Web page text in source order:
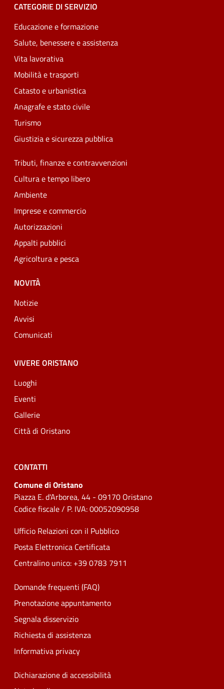
CATEGORIE DI SERVIZIO
Educazione e formazione
Salute, benessere e assistenza
Vita lavorativa
Mobilità e trasporti
Catasto e urbanistica
Anagrafe e stato civile
Turismo
Giustizia e sicurezza pubblica
Tributi, finanze e contravvenzioni
Cultura e tempo libero
Ambiente
Imprese e commercio
Autorizzazioni
Appalti pubblici
Agricoltura e pesca
NOVITÀ
Notizie
Avvisi
Comunicati
VIVERE ORISTANO
Luoghi
Eventi
Gallerie
Città di Oristano
CONTATTI
Comune di Oristano
Piazza E. d'Arborea, 44 - 09170 Oristano
Codice fiscale / P. IVA: 00052090958
Ufficio Relazioni con il Pubblico
Posta Elettronica Certificata
Centralino unico: +39 0783 7911
Domande frequenti (FAQ)
Prenotazione appuntamento
Segnala disservizio
Richiesta di assistenza
Informativa privacy
Dichiarazione di accessibilità